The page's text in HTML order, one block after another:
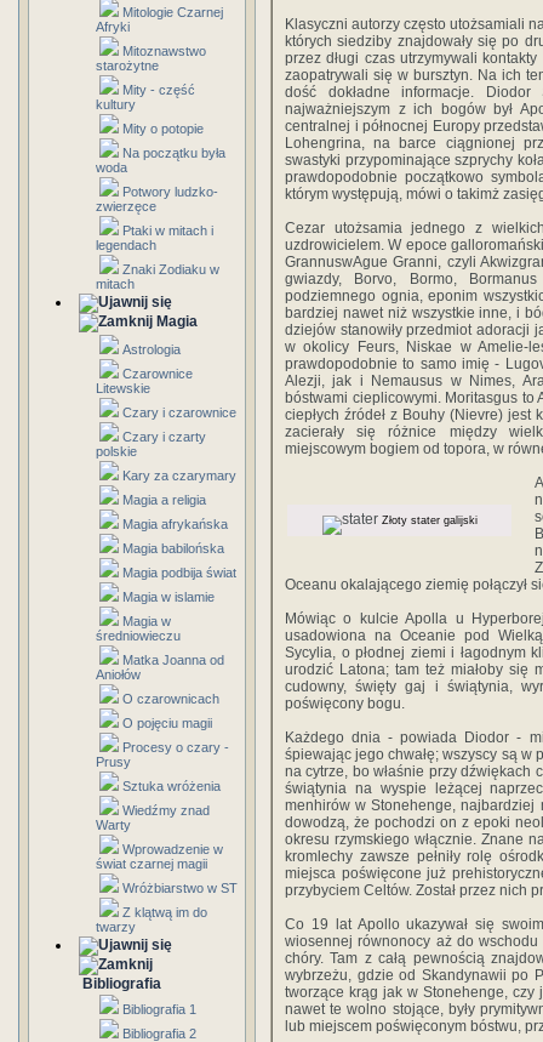
Mitologie Czarnej
Afryki
Mitoznawstwo
starożytne
Mity - część
kultury
Mity o potopie
Na początku była
woda
Potwory ludzko-
zwierzęce
Ptaki w mitach i
legendach
Znaki Zodiaku w
mitach
Magia
Astrologia
Czarownice
Litewskie
Czary i czarownice
Czary i czarty
polskie
Kary za czarymary
Magia a religia
Magia afrykańska
Magia babilońska
Magia podbija świat
Magia w islamie
Magia w
średniowieczu
Matka Joanna od
Aniołów
O czarownicach
O pojęciu magii
Procesy o czary -
Prusy
Sztuka wróżenia
Wiedźmy znad
Warty
Wprowadzenie w
świat czarnej magii
Wróżbiarstwo w ST
Z klątwą im do
twarzy
Bibliografia
Bibliografia 1
Bibliografia 2
Klasyczni autorzy często utożsamiali
których siedziby znajdowały się po
przez długi czas utrzymywali
zaopatrywali się w bursztyn. Na ich
dość dokładne informacje.
najważniejszym z ich bogów był
centralnej i północnej Europy
Lohengrina, na barce ciągnionej
swastyki przypominające szprychy
prawdopodobnie początkowo
którym występują, mówi o takimż
Cezar utożsamia jednego z
uzdrowicielem. W epoce
GrannuswAgue Granni, czyli
gwiazdy, Borvo, Bormo,
podziemnego ognia, eponim
bardziej nawet niż wszystkie inne, i
dziejów stanowiły przedmiot adoracji
w okolicy Feurs, Niskae w Amelie-
prawdopodobnie to samo imię -
Alezji, jak i Nemausus w Nimes,
bóstwami cieplicowymi. Moritasgus
ciepłych źródeł z Bouhy (Nievre) jest
zacierały się różnice między
miejscowym bogiem od topora, w
Złoty stater galijski
Oceanu okalającego ziemię połączył
Mówiąc o kulcie Apolla u
usadowiona na Oceanie pod
Sycylia, o płodnej ziemi i łagodnym
urodzić Latona; tam też miałoby się
cudowny, święty gaj i świątynia,
poświęcony bogu.
Każdego dnia - powiada Diodor -
śpiewając jego chwałę; wszyscy są w
na cytrze, bo właśnie przy dźwiękach
świątynia na wyspie leżącej
menhirów w Stonehenge, najbardziej
dowodzą, że pochodzi on z epoki
okresu rzymskiego włącznie. Znane
kromlechy zawsze pełniły rolę
miejsca poświęcone już
przybyciem Celtów. Został przez nich
Co 19 lat Apollo ukazywał się
wiosennej równonocy aż do
chóry. Tam z całą pewnością
wybrzeżu, gdzie od Skandynawii po
tworzące krąg jak w Stonehenge,
nawet te wolno stojące, były
lub miejscem poświęconym bóstwu,